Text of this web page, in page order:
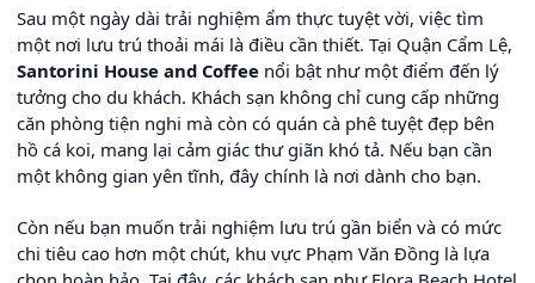
Sau một ngày dài trải nghiệm ẩm thực tuyệt vời, việc tìm
một nơi lưu trú thoải mái là điều cần thiết. Tại Quận Cẩm Lệ,
Santorini House and Coffee nổi bật như một điểm đến lý
tưởng cho du khách. Khách sạn không chỉ cung cấp những
căn phòng tiện nghi mà còn có quán cà phê tuyệt đẹp bên
hồ cá koi, mang lại cảm giác thư giãn khó tả. Nếu bạn cần
một không gian yên tĩnh, đây chính là nơi dành cho bạn.
Còn nếu bạn muốn trải nghiệm lưu trú gần biển và có mức
chi tiêu cao hơn một chút, khu vực Phạm Văn Đồng là lựa